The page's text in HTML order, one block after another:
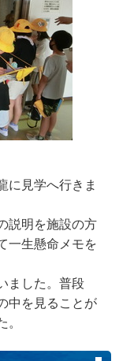
に見学へ行きま
説明を施設の方
一生懸命メモを
ました。普段
中を見ることが
。